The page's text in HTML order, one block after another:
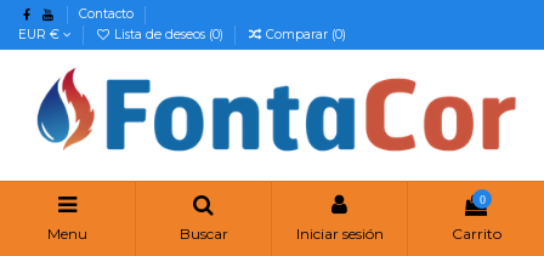
Contacto
EUR €
Lista de deseos (0) Comparar (0)
Menu Buscar Iniciar sesión
0
Carrito